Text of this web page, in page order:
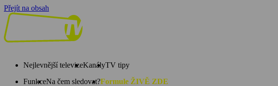
Přejít na obsah
Nejlevnější televizeKanályTV tipy
FunkceNa čem sledovat?Formule ŽIVĚ ZDE